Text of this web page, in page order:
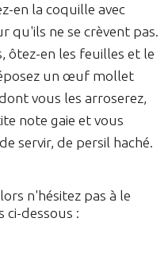
en la coquille avec
qu'ils ne se crèvent pas.
ôtez-en les feuilles et le
un œuf mollet
vous les arroserez,
note gaie et vous
servir, de persil haché.
n'hésitez pas à le
ci-dessous :